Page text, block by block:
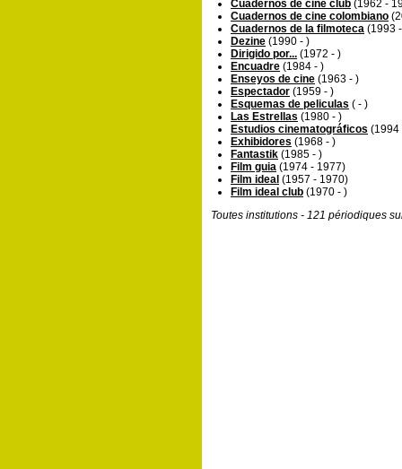
Cuadernos de cine club (1962 -
Cuadernos de cine colombiano
Cuadernos de la filmoteca (1993
Dezine (1990 - )
Dirigido por... (1972 - )
Encuadre (1984 - )
Enseyos de cine (1963 - )
Espectador (1959 - )
Esquemas de peliculas ( - )
Las Estrellas (1980 - )
Estudios cinematográficos (1994
Exhibidores (1968 - )
Fantastik (1985 - )
Film guia (1974 - 1977)
Film ideal (1957 - 1970)
Film ideal club (1970 - )
Toutes institutions - 121 périodiques